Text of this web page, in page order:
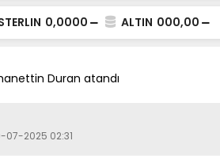
0,0000 ALTIN 000,00
Duran atandı
07-2025 02:31